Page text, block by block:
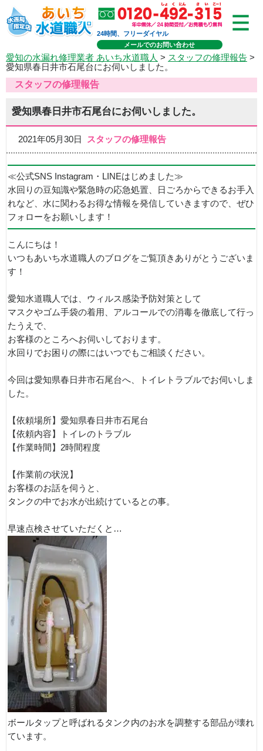
24時間、フリーダイヤル
メールでのお問い合わせ
愛知の水漏れ修理業者 あいち水道職人 > スタッフの修理報告 >
愛知県春日井市石尾台にお伺いしました。
スタッフの修理報告
愛知県春日井市石尾台にお伺いしました。
2021年05月30日 スタッフの修理報告
≪公式SNS Instagram・LINEはじめました≫
水回りの豆知識や緊急時の応急処置、日ごろからできるお手入
れなど、水に関わるお得な情報を発信していきますので、ぜひ
フォローをお願いします！
こんにちは！
いつもあいち水道職人のブログをご覧頂きありがとうございま
す！
愛知水道職人では、ウィルス感染予防対策として
マスクやゴム手袋の着用、アルコールでの消毒を徹底して行っ
たうえで、
お客様のところへお伺いしております。
水回りでお困りの際にはいつでもご相談ください。
今回は愛知県春日井市石尾台へ、トイレトラブルでお伺いしま
した。
【依頼場所】愛知県春日井市石尾台
【依頼内容】トイレのトラブル
【作業時間】2時間程度
【作業前の状況】
お客様のお話を伺うと、
タンクの中でお水が出続けているとの事。
早速点検させていただくと…
ボールタップと呼ばれるタンク内のお水を調整する部品が壊れ
ています。